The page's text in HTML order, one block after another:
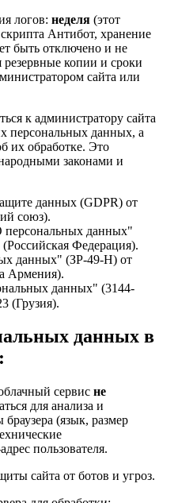
логов: неделя (этот
Антибот, хранение
быть отключено и не
резервные копии и сроки
сайта или
к администратору сайта
персональных данных, а
их обработке. Это
законами и
данных (GDPR) от
союз).
данных"
Федерация).
данных" (ЗР-49-Н) от
Армения).
данных" (3144-
(Грузия).
данных в
сервис не
для анализа и
(язык, размер
пользователя.
сайта от ботов и угроз.